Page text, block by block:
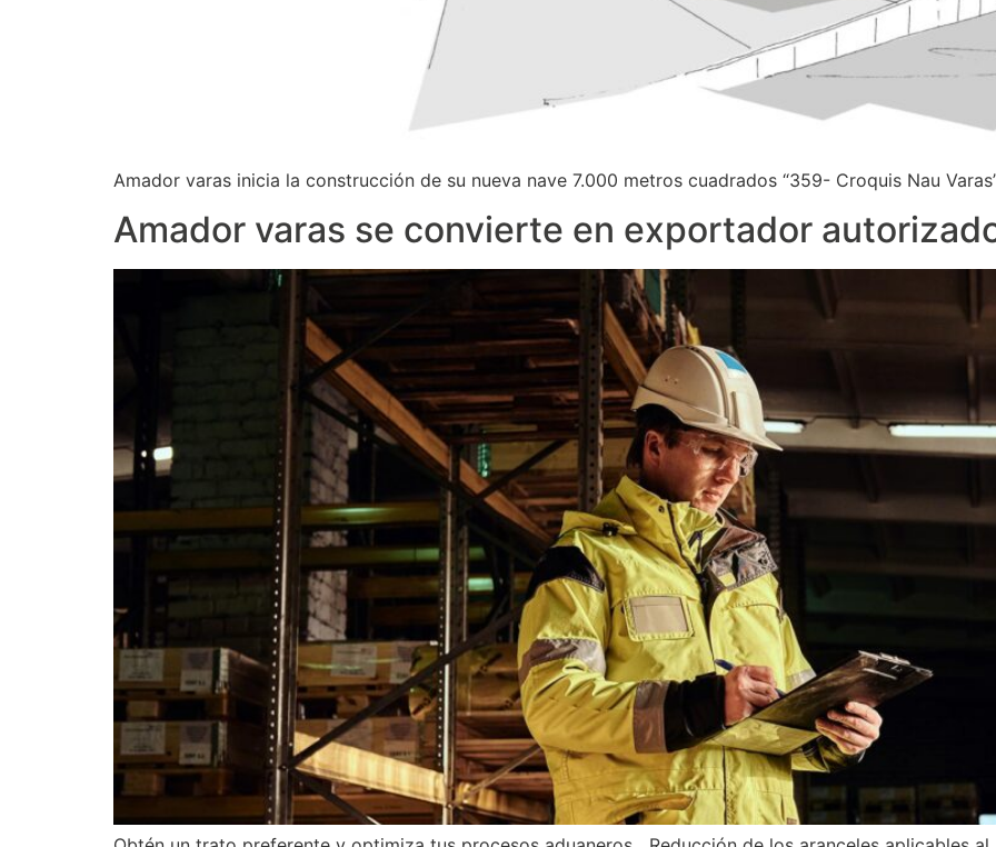
Amador varas inicia la construcción de su nueva nave 7.000 metros cuadrados “359- Croquis Nau
Amador varas se convierte en exportador